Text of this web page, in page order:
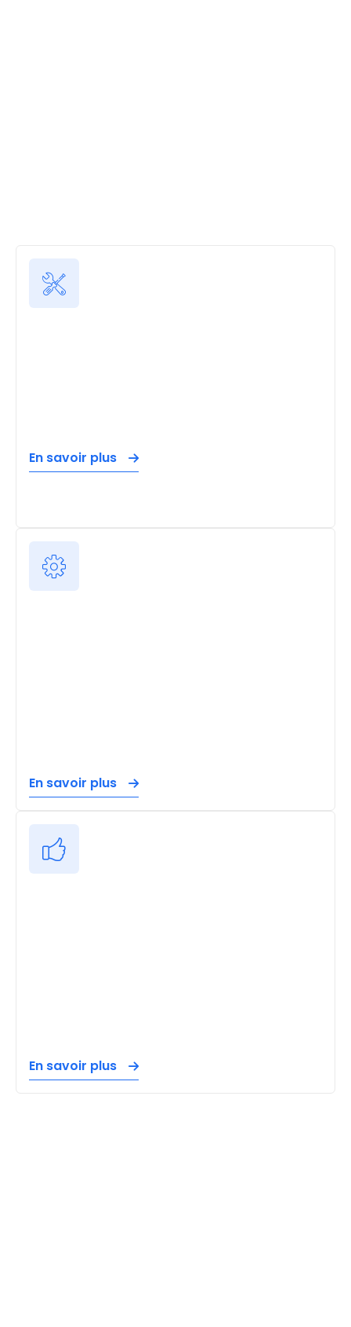
En savoir plus
En savoir plus
En savoir plus